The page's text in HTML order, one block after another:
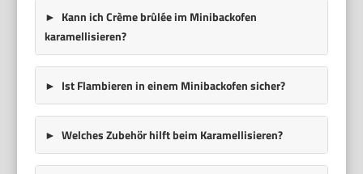
Kann ich Crème brûlée im Minibackofen
karamellisieren?
Ist Flambieren in einem Minibackofen sicher?
Welches Zubehör hilft beim Karamellisieren?